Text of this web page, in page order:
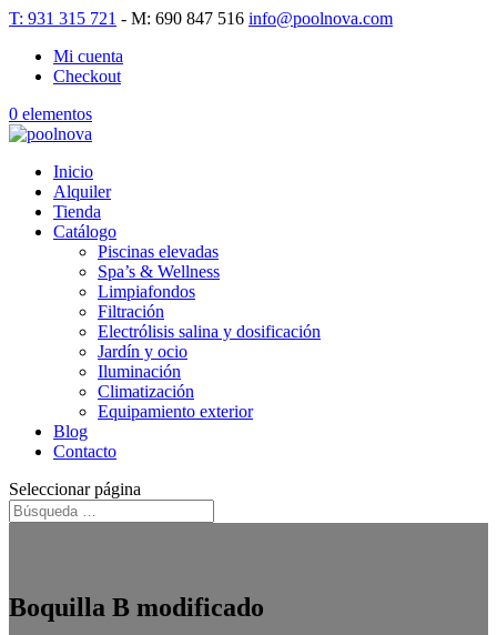
T: 931 315 721 - M: 690 847 516 info@poolnova.com
Mi cuenta
Checkout
0 elementos
Inicio
Alquiler
Tienda
Catálogo
Piscinas elevadas
Spa’s & Wellness
Limpiafondos
Filtración
Electrólisis salina y dosificación
Jardín y ocio
Iluminación
Climatización
Equipamiento exterior
Blog
Contacto
Seleccionar página
Boquilla B modificado